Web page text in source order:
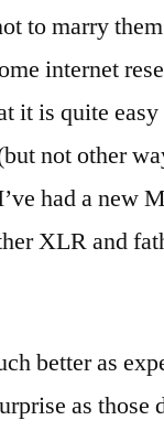
to marry
internet
it is quite
not other
had a new
XLR and
better as
as those